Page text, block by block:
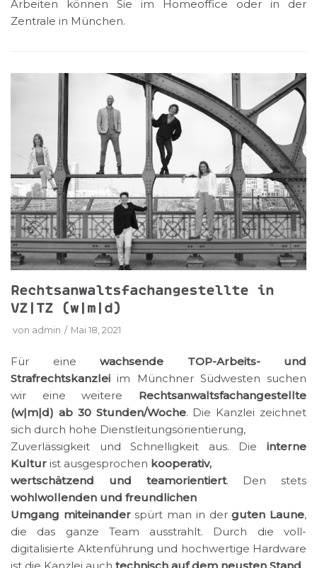
Arbeiten können Sie im
Homeoffice oder in der
Zentrale in München.
Rechtsanwaltsfachangestellte in
VZ|TZ (w|m|d)
von admin Mai 18, 2021
Für eine wachsende TOP-Arbeits- und
Strafrechtskanzlei im Münchner Südwesten suchen
wir eine weitere Rechtsanwaltsfachangestellte
(w|m|d) ab 30 Stunden/Woche. Die Kanzlei zeichnet
sich durch hohe Dienstleitungsorientierung,
Zuverlässigkeit und Schnelligkeit aus. Die interne
Kultur ist ausgesprochen kooperativ,
wertschätzend und teamorientiert. Den stets
wohlwollenden und freundlichen
Umgang miteinanderspürt man in derguten Laune,
die das ganze Team ausstrahlt. Durch die voll-
digitalisierte Aktenführung und hochwertige Hardware